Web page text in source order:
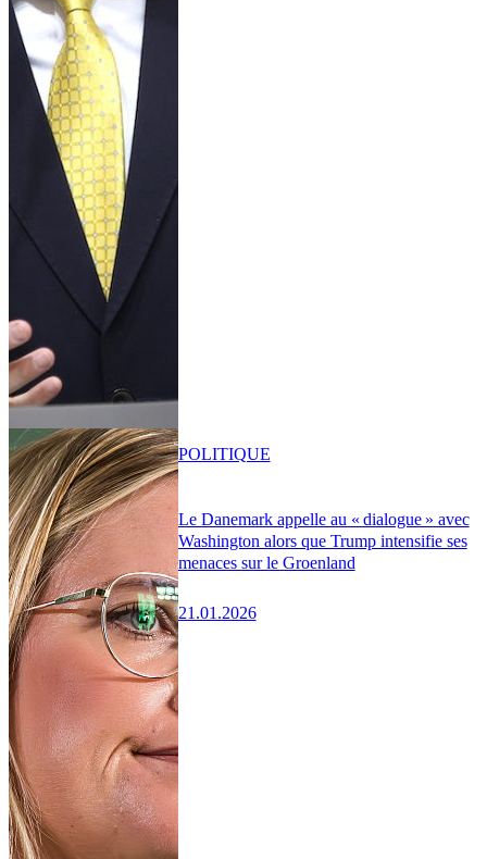
Le Danemark appelle au « dialogue » avec
Washington alors que Trump intensifie ses
menaces sur le Groenland
21.01.2026
POLITIQUE